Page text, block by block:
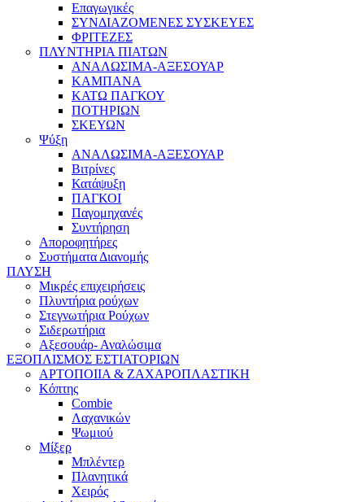
Επαγωγικές
ΣΥΝΔΙΑΖΟΜΕΝΕΣ ΣΥΣΚΕΥΕΣ
ΦΡΙΤΕΖΕΣ
ΠΛΥΝΤΗΡΙΑ ΠΙΑΤΩΝ
ΑΝΑΛΩΣΙΜΑ-ΑΞΕΣΟΥΑΡ
ΚΑΜΠΑΝΑ
ΚΑΤΩ ΠΑΓΚΟΥ
ΠΟΤΗΡΙΩΝ
ΣΚΕΥΩΝ
Ψύξη
ΑΝΑΛΩΣΙΜΑ-ΑΞΕΣΟΥΑΡ
Βιτρίνες
Κατάψυξη
ΠΑΓΚΟΙ
Παγομηχανές
Συντήρηση
Αποροφητήρες
Συστήματα Διανομής
ΠΛΥΣΗ
Μικρές επιχειρήσεις
Πλυντήρια ρούχων
Στεγνωτήρια Ρούχων
Σιδερωτήρια
Αξεσουάρ- Αναλώσιμα
ΕΞΟΠΛΙΣΜΟΣ ΕΣΤΙΑΤΟΡΙΩΝ
ΑΡΤΟΠΟΙΙΑ & ΖΑΧΑΡΟΠΛΑΣΤΙΚΗ
Κόπτης
Combie
Λαχανικών
Ψωμιού
Μίξερ
Μπλέντερ
Πλανητικά
Χειρός